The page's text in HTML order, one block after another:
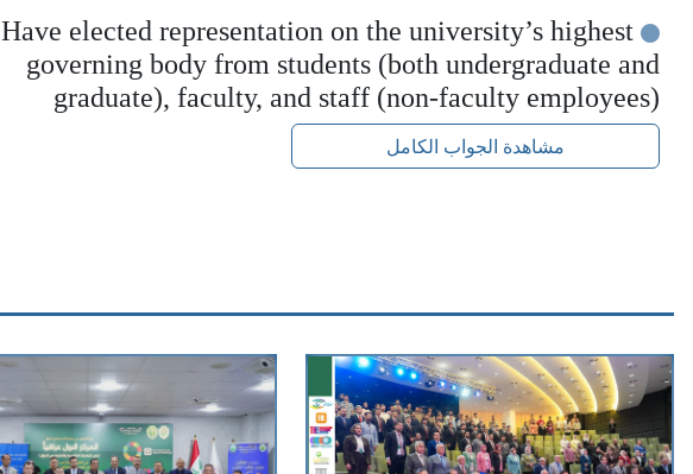
Have elected representation on the university’s highest
governing body from students (both undergraduate and
graduate), faculty, and staff (non-faculty employees)
مشاهدة الجواب الكامل